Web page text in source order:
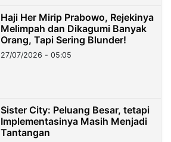
Haji Her Mirip Prabowo, Rejekinya
Melimpah dan Dikagumi Banyak
Orang, Tapi Sering Blunder!
27/07/2026 - 05:05
Sister City: Peluang Besar, tetapi
Implementasinya Masih Menjadi
Tantangan